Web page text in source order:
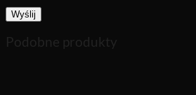
Podobne produkty